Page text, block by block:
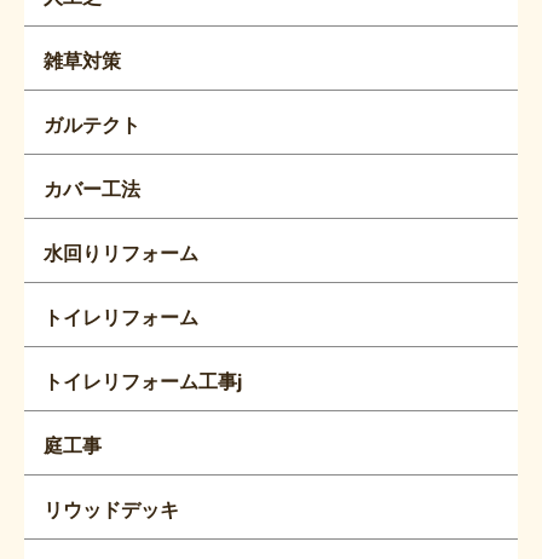
雑草対策
ガルテクト
カバー工法
水回りリフォーム
トイレリフォーム
トイレリフォーム工事j
庭工事
リウッドデッキ